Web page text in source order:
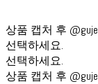
상품 캡처 후
선택하세요.
선택하세요.
상품 캡처 후